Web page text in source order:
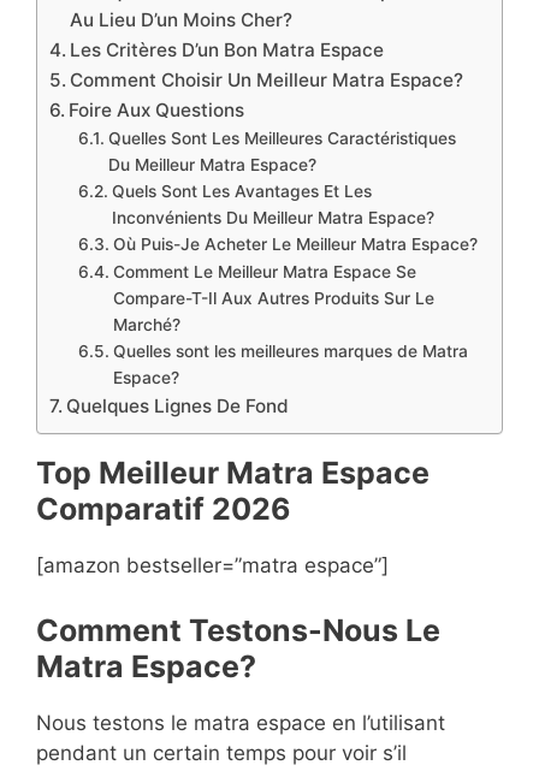
Au Lieu D’un Moins Cher?
Les Critères D’un Bon Matra Espace
Comment Choisir Un Meilleur Matra Espace?
Foire Aux Questions
Quelles Sont Les Meilleures Caractéristiques
Du Meilleur Matra Espace?
Quels Sont Les Avantages Et Les
Inconvénients Du Meilleur Matra Espace?
Où Puis-Je Acheter Le Meilleur Matra Espace?
Comment Le Meilleur Matra Espace Se
Compare-T-Il Aux Autres Produits Sur Le
Marché?
Quelles sont les meilleures marques de Matra
Espace?
Quelques Lignes De Fond
Top Meilleur Matra Espace
Comparatif 2026
[amazon bestseller=”matra espace”]
Comment Testons-Nous Le
Matra Espace?
Nous testons le matra espace en l’utilisant
pendant un certain temps pour voir s’il